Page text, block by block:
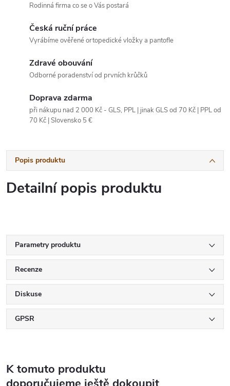
Rodinná firma co se o Vás postará
Česká ruční práce
Vyrábíme ověřené ortopedické vložky a pantofle
Zdravé obouvání
Odborné poradenství od prvních krůčků
Doprava zdarma
při nákupu nad 2 000 Kč - GLS, PPL | jinak GLS od 70 Kč | PPL od
70 Kč | Slovensko 5 €
Popis produktu
Detailní popis produktu
Parametry produktu
Recenze
Diskuse
GPSR
K tomuto produktu